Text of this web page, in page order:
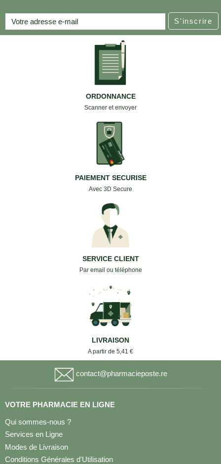
S'inscrire
ORDONNANCE
Scanner et envoyer
PAIEMENT SECURISE
Avec 3D Secure
SERVICE CLIENT
Par email ou téléphone
LIVRAISON
A partir de 5,41 €
contact@pharmacieposte.re
VOTRE PHARMACIE EN LIGNE
Qui sommes-nous ?
Services en Ligne
Modes de Livraison
Conditions Générales d'Utilisation